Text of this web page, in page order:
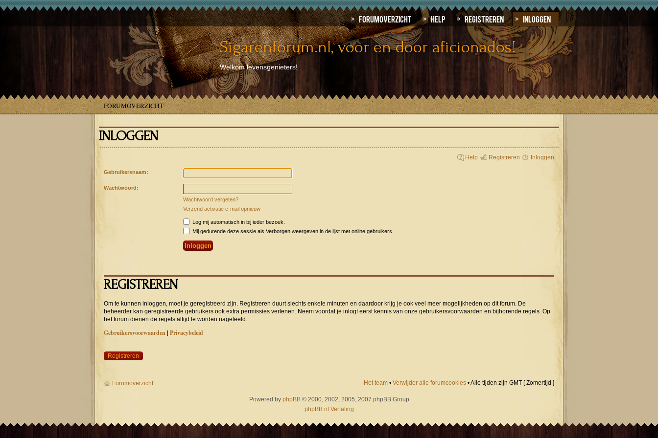
Forumoverzicht Help Registreren Inloggen
Sigarenforum.nl, voor en door aficionados!
Welkom levensgenieters!
FORUMOVERZICHT
INLOGGEN
Help Registreren Inloggen
Gebruikersnaam:
Wachtwoord:
Wachtwoord vergeten?
Verzend activatie e-mail opnieuw
Log mij automatisch in bij ieder bezoek.
Mij gedurende deze sessie als Verborgen weergeven in de lijst met online gebruikers.
REGISTREREN
Om te kunnen inloggen, moet je geregistreerd zijn. Registreren duurt slechts enkele minuten en daardoor krijg je ook veel meer mogelijkheden op dit forum. De
beheerder kan geregistreerde gebruikers ook extra permissies verlenen. Neem voordat je inlogt eerst kennis van onze gebruikersvoorwaarden en bijhorende regels. Op
het forum dienen de regels altijd te worden nageleefd.
Gebruikersvoorwaarden| Privacybeleid
Registreren
Forumoverzicht Het team • Verwijder alle forumcookies • Alle tijden zijn GMT [ Zomertijd ]
Powered by phpBB© 2000, 2002, 2005, 2007 phpBB Group
phpBB.nl Vertaling